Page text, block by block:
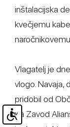
inštalacijska
kvečjemu
Vlagatelj je
vlogo. Navaja,
pridobil od
da Zavod